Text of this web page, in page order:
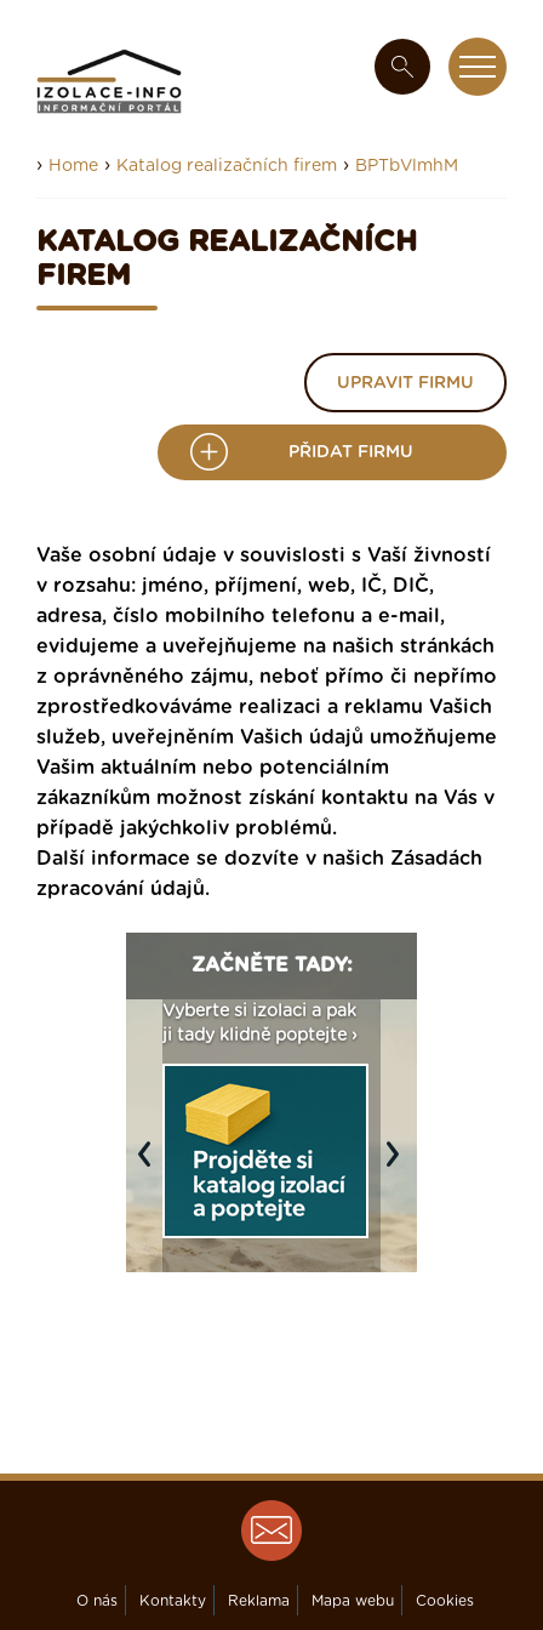
› Home › Katalog realizačních firem › BPTbVlmhM
KATALOG REALIZAČNÍCH
FIREM
UPRAVIT FIRMU
PŘIDAT FIRMU
Vaše osobní údaje v souvislosti s Vaší živností
v rozsahu: jméno, příjmení, web, IČ, DIČ,
adresa, číslo mobilního telefonu a e-mail,
evidujeme a uveřejňujeme na našich stránkách
z oprávněného zájmu, neboť přímo či nepřímo
zprostředkováváme realizaci a reklamu Vašich
služeb, uveřejněním Vašich údajů umožňujeme
Vašim aktuálním nebo potenciálním
zákazníkům možnost získání kontaktu na Vás v
případě jakýchkoliv problémů.
Další informace se dozvíte v našich Zásadách
zpracování údajů.
ZAČNĚTE TADY:
Vyberte si izolaci a pak
ji tady klidně poptejte ›
Previous Next
O nás Kontakty Reklama Mapa webu Cookies